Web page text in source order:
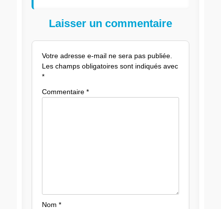
Laisser un commentaire
Votre adresse e-mail ne sera pas publiée.
Les champs obligatoires sont indiqués avec
*
Commentaire *
Nom *